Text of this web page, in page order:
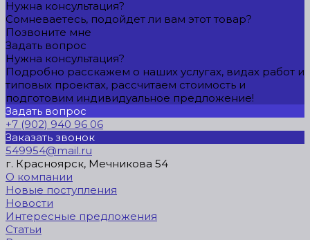
Нужна консультация?
Сомневаетесь, подойдет ли вам этот товар?
Позвоните мне
Задать вопрос
Нужна консультация?
Подробно расскажем о наших услугах, видах работ и
типовых проектах, рассчитаем стоимость и
подготовим индивидуальное предложение!
Задать вопрос
+7 (902) 940 96 06
Заказать звонок
549954@mail.ru
г. Красноярск, Мечникова 54
О компании
Новые поступления
Новости
Интересные предложения
Статьи